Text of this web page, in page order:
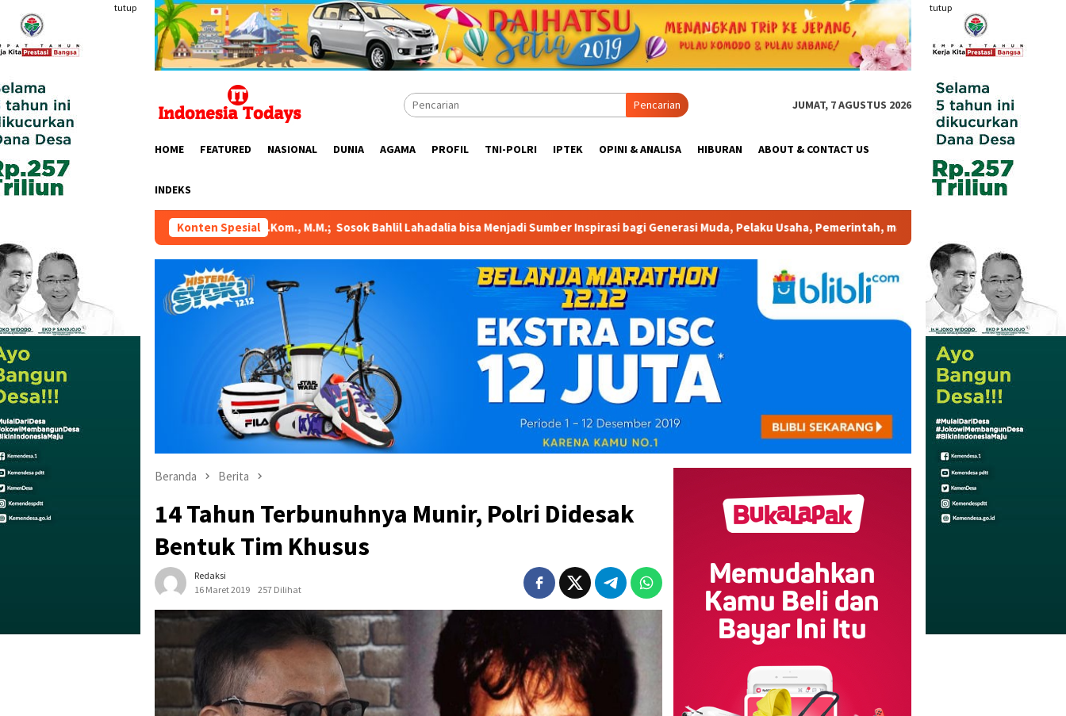
konten
tutup tutup
Pencarian JUMAT, 7 AGUSTUS 2026
HOME FEATURED NASIONAL DUNIA AGAMA PROFIL TNI-POLRI IPTEK OPINI & ANALISA HIBURAN ABOUT & CONTACT US
INDEKS
Konten Spesial
Karmila Sari, S.Kom., M.M.; Sosok Bahlil Lahadalia bisa Menjadi Sumber Inspirasi bagi Generasi Muda, Pelaku Usaha, Pemerintah, maupun Pemangku Kepentingan lainnya untuk bersama-sama
Beranda Berita
14 Tahun Terbunuhnya Munir, Polri Didesak
Bentuk Tim Khusus
Redaksi
16 Maret 2019
257 Dilihat